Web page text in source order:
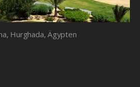
Hurghada, Ägypten